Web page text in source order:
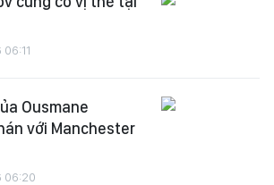
Ousmane
với Manchester
06:20